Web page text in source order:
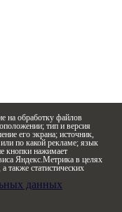
данных
на обработку файлов
тип и версия
его экрана; источник,
или по какой рекламе; язык
кнопки нажимает
Яндекс.Метрика в целях
также статистических